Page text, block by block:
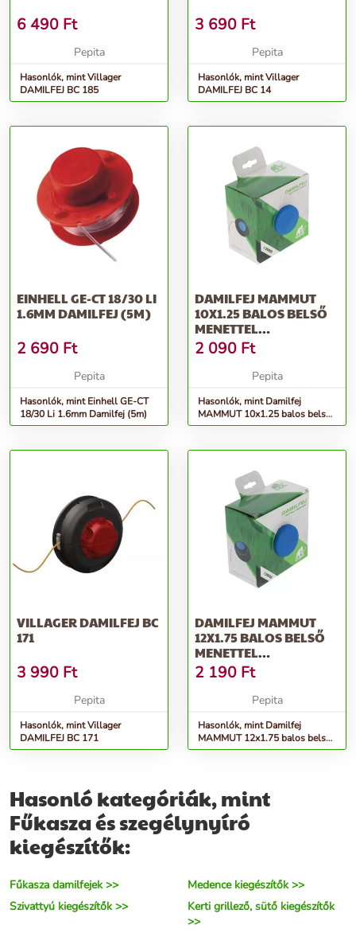
6 490 Ft
Pepita
Hasonlók, mint Villager
DAMILFEJ BC 185
3 690 Ft
Pepita
Hasonlók, mint Villager
DAMILFEJ BC 14
EINHELL GE-CT 18/30 LI
1.6MM DAMILFEJ (5M)
2 690 Ft
Pepita
Hasonlók, mint Einhell GE-CT
18/30 Li 1.6mm Damilfej (5m)
DAMILFEJ MAMMUT
10X1.25 BALOS BELSŐ
MENETTEL
HUSQVARNA T-25
TIPUS...
2 090 Ft
Pepita
Hasonlók, mint Damilfej
MAMMUT 10x1.25 balos belső
menettel husqvarna t-25 tipus...
VILLAGER DAMILFEJ BC
171
3 990 Ft
Pepita
Hasonlók, mint Villager
DAMILFEJ BC 171
DAMILFEJ MAMMUT
12X1.75 BALOS BELSŐ
MENETTEL
HUSQVARNA T-35
TIPUS...
2 190 Ft
Pepita
Hasonlók, mint Damilfej
MAMMUT 12x1.75 balos belső
menettel husqvarna t-35 tipus...
Hasonló kategóriák, mint
Fűkasza és szegélynyíró
kiegészítők:
Fűkasza damilfejek >>
Medence kiegészítők >>
Szivattyú kiegészítők >>
Kerti grillező, sütő kiegészítők
>>